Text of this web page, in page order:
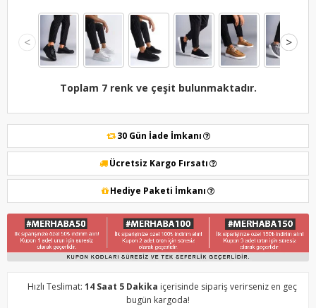
< >
Toplam 7 renk ve çeşit bulunmaktadır.
30 Gün İade İmkanı
Ücretsiz Kargo Fırsatı
Hediye Paketi İmkanı
Hızlı Teslimat:14 Saat 5 Dakika içerisinde sipariş verirseniz en geç
bugün kargoda!